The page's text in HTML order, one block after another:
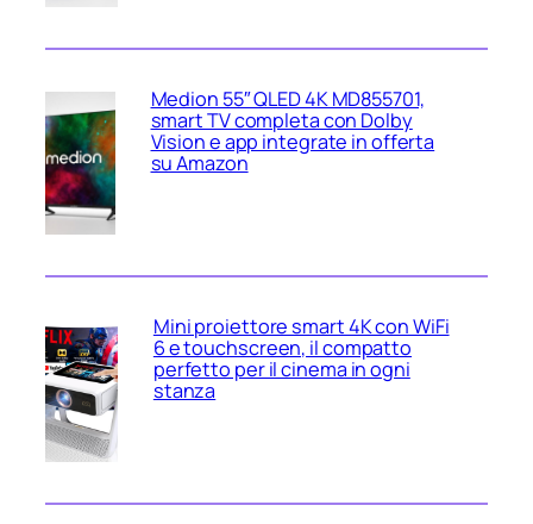
Medion 55″ QLED 4K MD855701,
smart TV completa con Dolby
Vision e app integrate in offerta
su Amazon
Mini proiettore smart 4K con WiFi
6 e touchscreen, il compatto
perfetto per il cinema in ogni
stanza